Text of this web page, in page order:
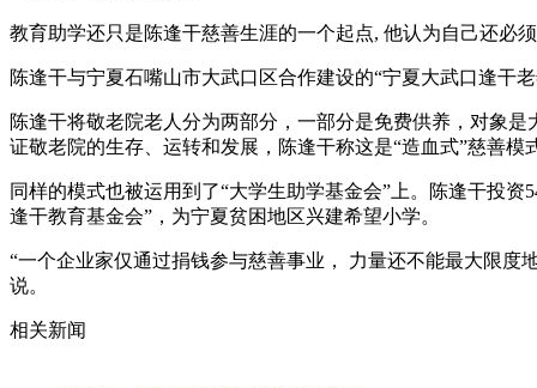
教育助学还只是陈逢干慈善生涯的一个起点, 他认为自己还必
陈逢干与宁夏石嘴山市大武口区合作建设的“宁夏大武口逢干
陈逢干将敬老院老人分为两部分，一部分是免费供养，对象
证敬老院的生存、运转和发展，陈逢干称这是“造血式”慈善模
同样的模式也被运用到了“大学生助学基金会”上。陈逢干投
逢干教育基金会”，为宁夏贫困地区兴建希望小学。
“一个企业家仅通过捐钱参与慈善事业， 力量还不能最大限
说。
相关新闻